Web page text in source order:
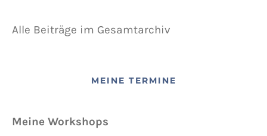
Alle Beiträge im Gesamtarchiv
MEINE TERMINE
Meine Workshops